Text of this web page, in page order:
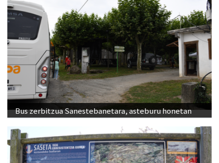
Bus zerbitzua Sanestebanetara, asteburu honetan